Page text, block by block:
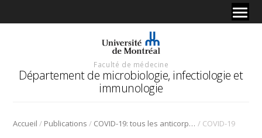
Faculté de médecine
Département de microbiologie, infectiologie et
immunologie
Accueil / Publications / COVID-19: tous les anticorps ne sont pas égaux devant le virus / COVID-19